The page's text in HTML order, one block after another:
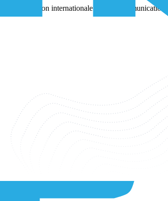
L'Union internationale des
Équipé d'un
Le module
Étape 3. Accès au réseau.
La connexion
Étape 4. Livraison des paquets.
Le module
Étape 5. Routage du réseau. L'infrastructure
Étape 6. Réception des données.
L'appareil
View All ›